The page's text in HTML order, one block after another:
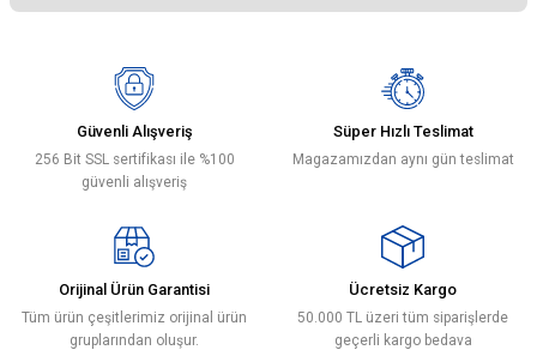
Görüş ve önerileriniz için teşekkür ederiz.
Ürün resmi kalitesiz, bozuk veya görüntülenemiyor.
Ürün bilgilerinde hatalar bulunuyor.
Ürün fiyatı diğer sitelerden daha pahalı.
Bu ürüne benzer farklı alternatifler olmalı.
Güvenli Alışveriş
256 Bit SSL sertifikası ile %100
güvenli alışveriş
Süper Hızlı Teslimat
Magazamızdan aynı gün teslimat
Orijinal Ürün Garantisi
Tüm ürün çeşitlerimiz orijinal ürün
gruplarından oluşur.
Ücretsiz Kargo
50.000 TL üzeri tüm siparişlerde
geçerli kargo bedava